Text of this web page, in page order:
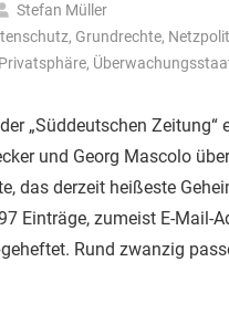
Stefan Müller
, Grundrechte,
Privatsphäre,
„Süddeutschen Zeitung“
und Georg Mascolo
das derzeit heißeste
Einträge, zumeist E-Mail-
Rund zwanzig